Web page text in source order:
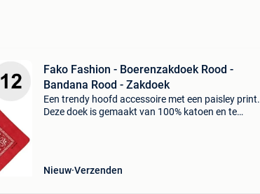
Fako Fashion - Boerenzakdoek Rood -
Bandana Rood - Zakdoek
Een trendy hoofd accessoire met een paisley print.
Deze doek is gemaakt van 100% katoen en te
Nieuw Verzenden